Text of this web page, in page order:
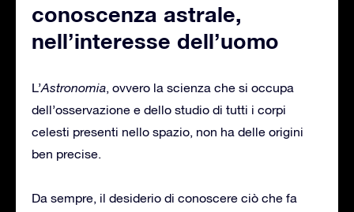
conoscenza astrale,
nell’interesse dell’uomo
L’Astronomia, ovvero la scienza che si occupa
dell’osservazione e dello studio di tutti i corpi
celesti presenti nello spazio, non ha delle origini
ben precise.
Da sempre, il desiderio di conoscere ciò che fa